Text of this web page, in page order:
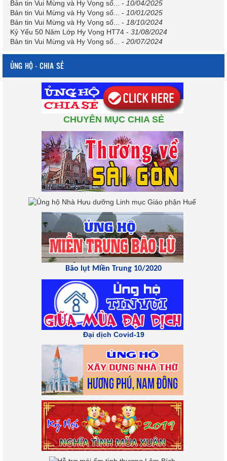
Bản tin Vui Mừng và Hy Vọng số... - 10/04/2025
Bản tin Vui Mừng và Hy Vọng số...
- 10/01/2025
Bản tin Vui Mừng và Hy Vọng số...
- 18/10/2024
Kỷ Yếu 50 Năm Lớp Hy Vọng HT74 - 31/08/2024
Bản tin Vui Mừng và Hy Vọng số...
- 20/07/2024
ỦNG HỘ - CHIA SẺ
CHUYÊN MỤC CHIA SẺ
Bão lụt Miền Trung 10/2020
Đại dịch Covid-19